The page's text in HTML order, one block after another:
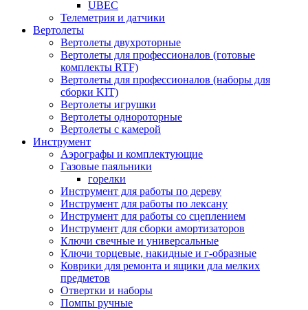
UBEC
Телеметрия и датчики
Вертолеты
Вертолеты двухроторные
Вертолеты для профессионалов (готовые
комплекты RTF)
Вертолеты для профессионалов (наборы для
сборки KIT)
Вертолеты игрушки
Вертолеты однороторные
Вертолеты с камерой
Инструмент
Аэрографы и комплектующие
Газовые паяльники
горелки
Инструмент для работы по дереву
Инструмент для работы по лексану
Инструмент для работы со сцеплением
Инструмент для сборки амортизаторов
Ключи свечные и универсальные
Ключи торцевые, накидные и г-образные
Коврики для ремонта и ящики дла мелких
предметов
Отвертки и наборы
Помпы ручные